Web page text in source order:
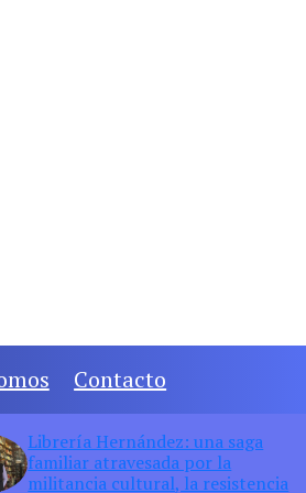
Contacto
Librería Hernández: una saga
familiar atravesada por la
militancia cultural, la resistencia